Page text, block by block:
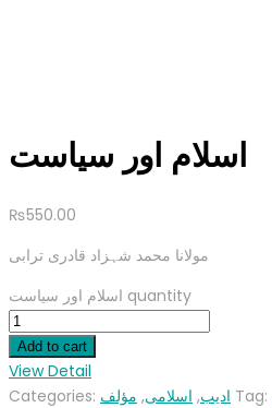
اسلام اور سیاست
₨550.00
مولانا محمد شہزاد قادری ترابی
اسلام اور سیاست quantity
Add to cart
View Detail
Categories:
ادیب, اسلامی, مؤلف Tag: